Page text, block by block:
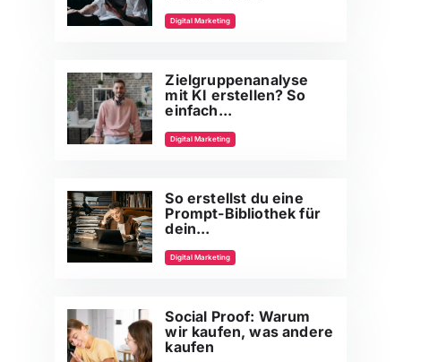
Digital Marketing
Zielgruppenanalyse
mit KI erstellen? So
einfach...
Digital Marketing
So erstellst du eine
Prompt-Bibliothek für
dein...
Digital Marketing
Social Proof: Warum
wir kaufen, was andere
kaufen